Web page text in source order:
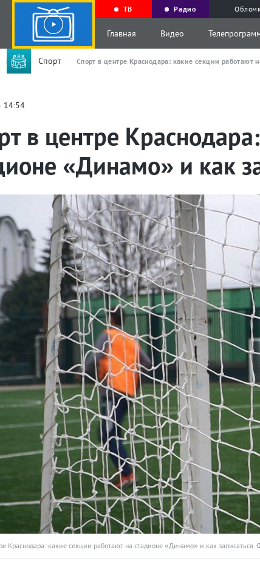
ТВ Радио
Главная Видео
Спорт Спорт в центре Краснодара: какие секции работают
14:54
в центре
«Динамо» и как
Краснодара: какие секции работают на стадионе «Динамо» и как записаться.